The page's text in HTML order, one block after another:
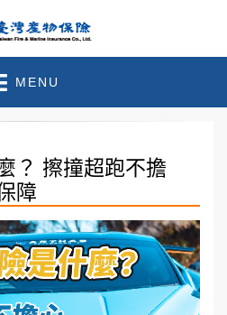
– 官方部落
格
MENU
？ 擦撞超跑不擔
障